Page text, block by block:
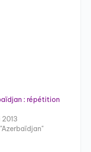
: répétition